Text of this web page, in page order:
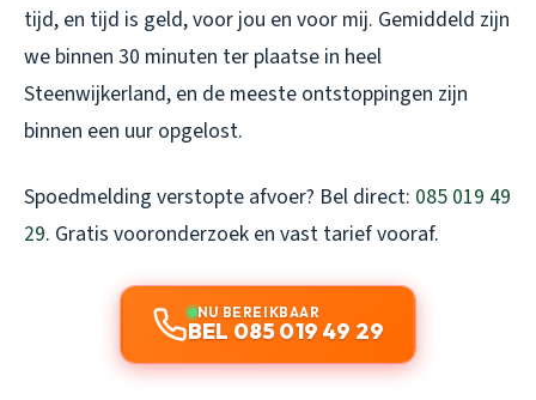
tijd, en tijd is geld, voor jou en voor mij. Gemiddeld zijn
we binnen 30 minuten ter plaatse in heel
Steenwijkerland, en de meeste ontstoppingen zijn
binnen een uur opgelost.
Spoedmelding verstopte afvoer? Bel direct: 085 019 49
29. Gratis vooronderzoek en vast tarief vooraf.
NU BEREIKBAAR
BEL 085 019 49 29